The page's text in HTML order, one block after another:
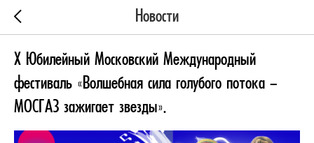
Новости
Х Юбилейный Московский Международный
фестиваль «Волшебная сила голубого потока –
МОСГАЗ зажигает звезды».